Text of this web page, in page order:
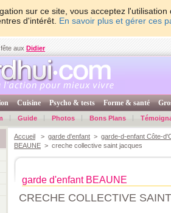
sur ce site, vous acceptez
d'intérêt. En savoir plus et gérer ces
aux Didier
Cuisine Psycho & tests Forme & santé
Guide Photos Bons Plans
Accueil > garde d'enfant > garde-d-enfant Côte-
BEAUNE > creche collective saint jacques
garde d'enfant BEAUNE
CRECHE COLLECTIVE